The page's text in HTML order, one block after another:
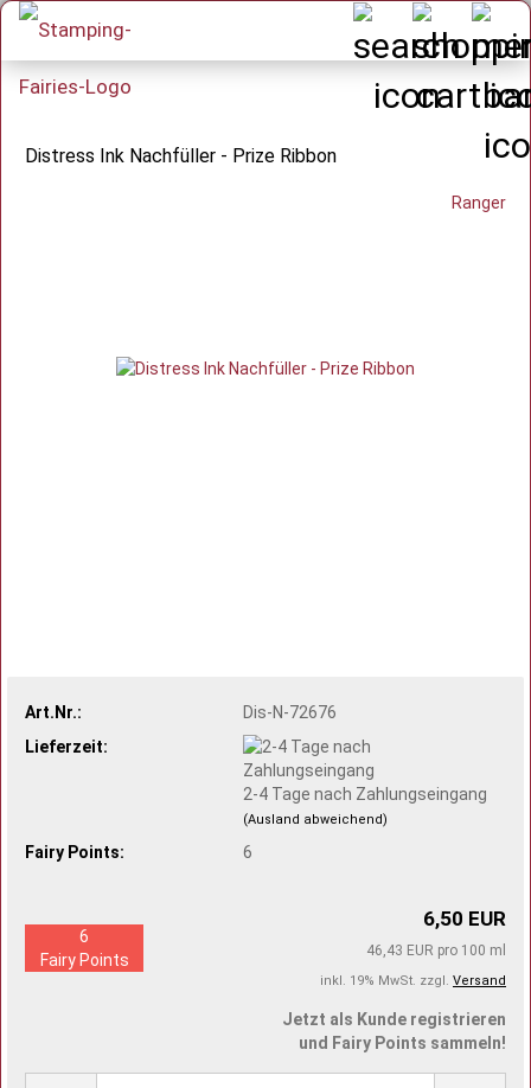
Distress Ink Nachfüller - Prize Ribbon
Ranger
Art.Nr.:
Dis-N-72676
Lieferzeit:
2-4 Tage nach Zahlungseingang
(Ausland abweichend)
Fairy Points: 6
6,50 EUR
46,43 EUR pro 100 ml
inkl. 19% MwSt. zzgl. Versand
6
Fairy Points
Jetzt als Kunde registrieren
und Fairy Points sammeln!